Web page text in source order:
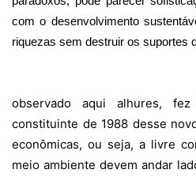
com o desenvolvimento
riquezas sem destruir os suportes
observado aqui alhures,
constituinte de 1988 desse
econômicas, ou seja, a livre
meio ambiente devem andar